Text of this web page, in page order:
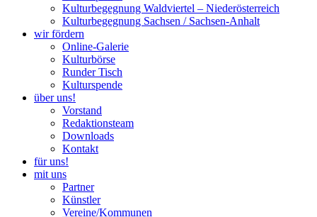
Kulturbegegnung Waldviertel – Niederösterreich
Kulturbegegnung Sachsen / Sachsen-Anhalt
wir fördern
Online-Galerie
Kulturbörse
Runder Tisch
Kulturspende
über uns!
Vorstand
Redaktionsteam
Downloads
Kontakt
für uns!
mit uns
Partner
Künstler
Vereine/Kommunen